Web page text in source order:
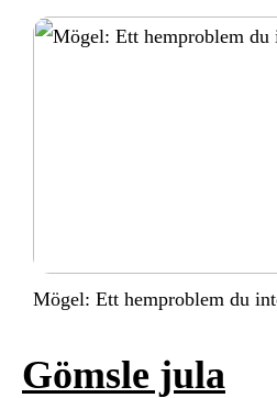
Mögel: Ett hemproblem du
Gömsle jula